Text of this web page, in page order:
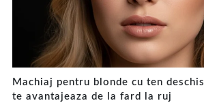
Machiaj pentru blonde cu ten
te avantajeaza de la fard la ruj